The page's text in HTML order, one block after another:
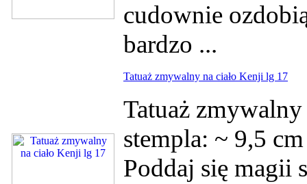
cudownie
bardzo ...
Tatuaż zmywalny na ciało Kenji lg 17
Tatuaż
stempla: ~ 9,5
Poddaj się magii